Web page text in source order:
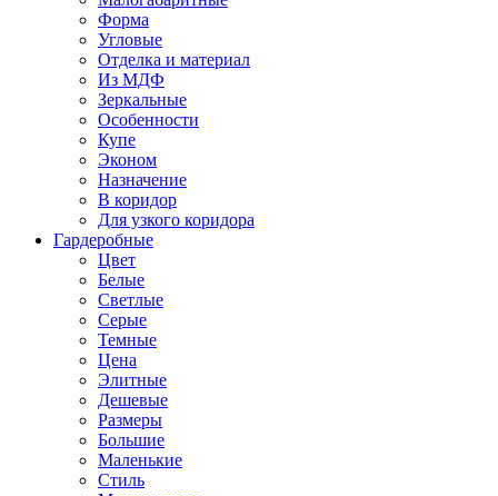
Форма
Угловые
Отделка и материал
Из МДФ
Зеркальные
Особенности
Купе
Эконом
Назначение
В коридор
Для узкого коридора
Гардеробные
Цвет
Белые
Светлые
Серые
Темные
Цена
Элитные
Дешевые
Размеры
Большие
Маленькие
Стиль